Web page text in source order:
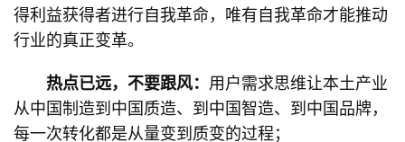
得利益获得者进行自我革命，唯有自我革命才能推动
行业的真正变革。
热点已远，不要跟风： 用户需求思维让本土产业
从中国制造到中国质造、到中国智造、到中国品牌，
每一次转化都是从量变到质变的过程；